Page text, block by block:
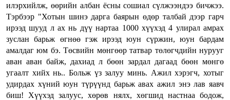
илэрхийлж, өөрийн албан ёсны сошиал сүлжээндээ бичжээ.
Тэрбээр "Хотын шинэ дарга баярын өдөр талбай дээр гарч
ирээд шууд л ах нь дүү нартаа 1000 хүүхэд 4 улирал амрах
зуслан барьж өгнөө гэж ирээд юун сүржин, юун бардам
амалдаг юм бэ. Төсвийн мөнгөөр татвар төлөгчдийн нурууг
аван аван байж, дахиад л бөөн зардал дагаад бөөн мөнгө
угаалт хийх нь.. Больж үз залуу минь. Ажил хэрэгч, хотыг
удирдах хүний юун түрүүнд барьж авах ажил энэ лав яавч
биш! Хүүхэд залуус, хөрөв нялх, хөгшид настнаа бодож,